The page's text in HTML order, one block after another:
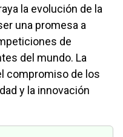
la evolución de la
una promesa a
de
del mundo. La
compromiso de los
y la innovación